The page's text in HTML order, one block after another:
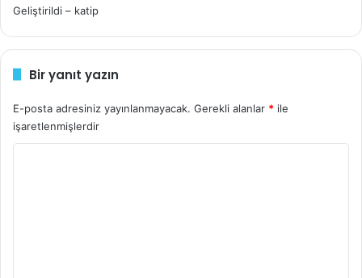
Geliştirildi – katip
Bir yanıt yazın
E-posta adresiniz yayınlanmayacak. Gerekli alanlar * ile
işaretlenmişlerdir